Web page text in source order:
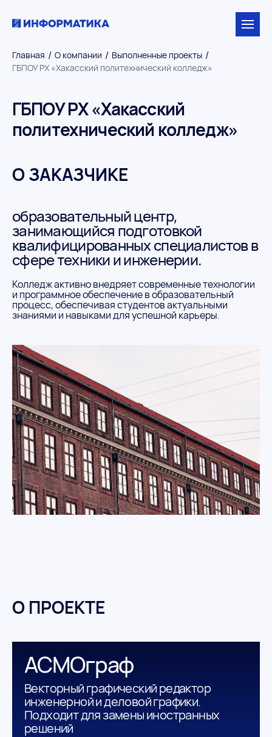
Главная / О компании / Выполненные проекты /
ГБПОУ РХ «Хакасский политехнический колледж»
ГБПОУ РХ «Хакасский
политехнический колледж»
О ЗАКАЗЧИКЕ
образовательный центр,
занимающийся подготовкой
квалифицированных специалистов в
сфере техники и инженерии.
Колледж активно внедряет современные технологии
и программное обеспечение в образовательный
процесс, обеспечивая студентов актуальными
знаниями и навыками для успешной карьеры.
О ПРОЕКТЕ
АСМОграф
Векторный графический редактор
инженерной и деловой графики.
Подходит для замены иностранных
решений